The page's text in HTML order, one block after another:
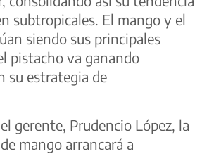
subtropicales. El mango y el
siendo sus principales
pistacho va ganando
su estrategia de
gerente, Prudencio López, la
mango arrancará a